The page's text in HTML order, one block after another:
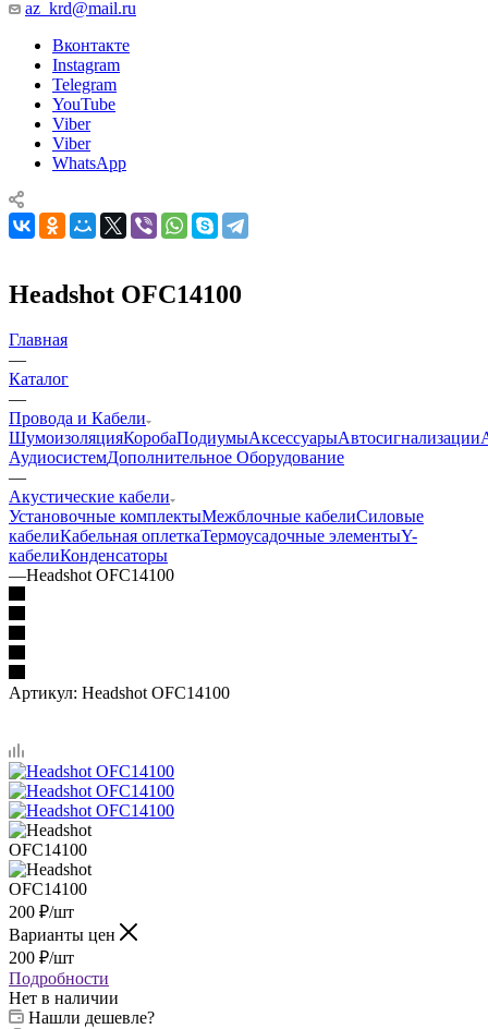
az_krd@mail.ru
Вконтакте
Instagram
Telegram
YouTube
Viber
Viber
WhatsApp
Headshot OFC14100
Главная
—
Каталог
—
Провода и Кабели
ШумоизоляцияКоробаПодиумыАксессуарыАвтосигнализации
АудиосистемДополнительное Оборудование
—
Акустические кабели
Установочные комплектыМежблочные кабелиСиловые
кабелиКабельная оплеткаТермоусадочные элементыY-
кабелиКонденсаторы
—Headshot OFC14100
Артикул: Headshot OFC14100
200 ₽/шт
Варианты цен
200 ₽/шт
Подробности
Нет в наличии
Нашли дешевле?